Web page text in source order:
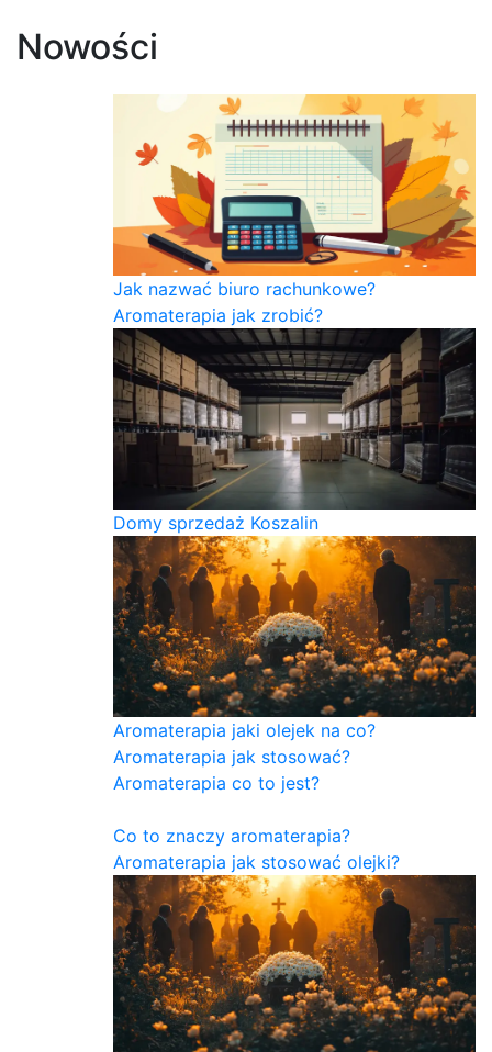
Nowości
Jak nazwać biuro rachunkowe?
Aromaterapia jak zrobić?
Domy sprzedaż Koszalin
Aromaterapia jaki olejek na co?
Aromaterapia jak stosować?
Aromaterapia co to jest?
Co to znaczy aromaterapia?
Aromaterapia jak stosować olejki?